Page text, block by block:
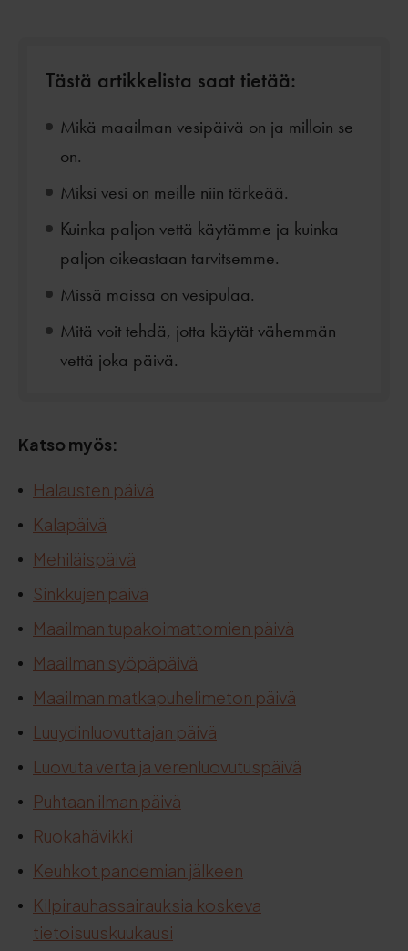
Tästä artikkelista saat tietää:
Mikä maailman vesipäivä on ja milloin se
on.
Miksi vesi on meille niin tärkeää.
Kuinka paljon vettä käytämme ja kuinka
paljon oikeastaan tarvitsemme.
Missä maissa on vesipulaa.
Mitä voit tehdä, jotta käytät vähemmän
vettä joka päivä.
Katso myös:
Halausten päivä
Kalapäivä
Mehiläispäivä
Sinkkujen päivä
Maailman tupakoimattomien päivä
Maailman syöpäpäivä
Maailman matkapuhelimeton päivä
Luuydinluovuttajan päivä
Luovuta verta ja verenluovutuspäivä
Puhtaan ilman päivä
Ruokahävikki
Keuhkot pandemian jälkeen
Kilpirauhassairauksia koskeva
tietoisuuskuukausi